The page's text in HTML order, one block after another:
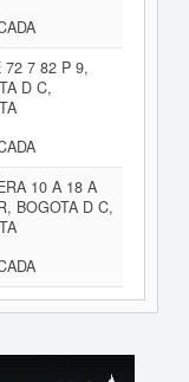
72 7 82 P 9,
D C,
10 A 18 A
BOGOTA D C,